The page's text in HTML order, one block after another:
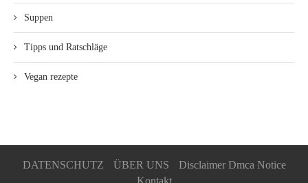
Suppen
Tipps und Ratschläge
Vegan rezepte
DATENSCHUTZ ÜBER UNS
Disclaimer Dmca Notice
Kontakt